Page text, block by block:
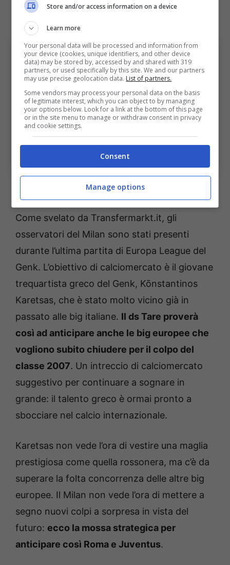
tutta la verità annunciata pochi minuti fa
Ansa – bolognasportnews.it
Come svelato da Transfermarkt.it, gli
osservatori del Milan sono stati presenti
durante l’ultima partita di Europa League del
Genk. L’obiettivo di calciomercato è il giovane
trequartista greco del Genk, Kōnstantinos
Karetsas, che è stato molto vicino già in
passato alle big italiane. Il ds Tare proverà
così ad anticipare anche le big europee che
vogliono subito chiudere per il colpo del
classe 2007. Un intreccio di calciomercato
suggestivo per continuare a sognare in
grande: il talento greco è ormai pronto a
sbocciare nel calcio internazionale.
Karetsas non vede l’ora di vestire una maglia
prestigiosa come quella rossonera, ma c’è da
superare la folta concorrenza delle altre big
europee. Il Milan non vede l’ora di mettere a
segno nuovi colpi a sorpresa in vista del
futuro: ecco la mossa strategica per
anticipare così Roma e Juventus.
Store and/or access information on a device
Learn more
Your personal data will be processed and information from
your device (cookies, unique identifiers, and other device
data) may be stored by, accessed by and shared with 319
partners, or used specifically by this site. We and our partners
may use precise geolocation data. List of partners.
Some vendors may process your personal data on the basis
of legitimate interest, which you can object to by managing
your options below. Look for a link at the bottom of this page
or in the site menu to manage or withdraw consent in privacy
and cookie settings.
Consent
Manage options